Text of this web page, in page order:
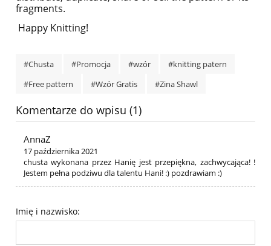
fragments.
Happy Knitting!
#Chusta #Promocja #wzór
#knitting patern
#Free pattern
#Wzór Gratis #Zina Shawl
Komentarze do wpisu (1)
AnnaZ
17 października 2021
chusta wykonana przez Hanię jest przepiękna, zachwycająca! !
Jestem pełna podziwu dla talentu Hani! :) pozdrawiam :)
Imię i nazwisko: